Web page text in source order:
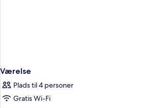
Værelse
Plads til 4 personer
Gratis Wi-Fi